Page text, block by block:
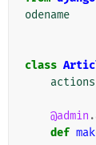
odename
class
actions
@admin .
def